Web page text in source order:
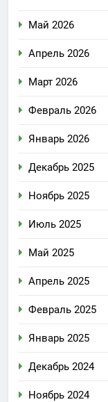
Май 2026
Апрель 2026
Март 2026
Февраль 2026
Январь 2026
Декабрь 2025
Ноябрь 2025
Июль 2025
Май 2025
Апрель 2025
Февраль 2025
Январь 2025
Декабрь 2024
Ноябрь 2024